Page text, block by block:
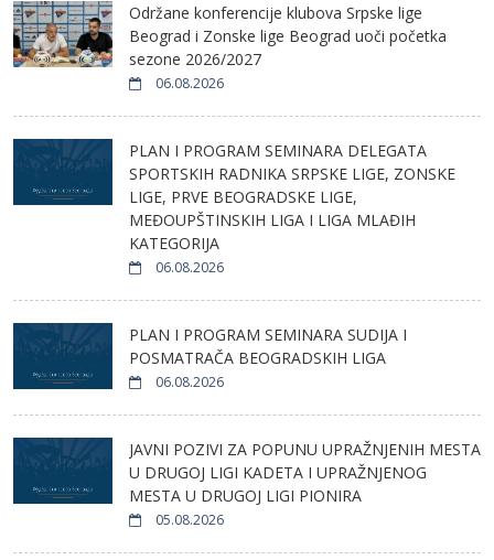
Održane konferencije klubova Srpske lige
Beograd i Zonske lige Beograd uoči početka
sezone 2026/2027
06.08.2026
PLAN I PROGRAM SEMINARA DELEGATA
SPORTSKIH RADNIKA SRPSKE LIGE, ZONSKE
LIGE, PRVE BEOGRADSKE LIGE,
MEĐOUPŠTINSKIH LIGA I LIGA MLAĐIH
KATEGORIJA
06.08.2026
PLAN I PROGRAM SEMINARA SUDIJA I
POSMATRAČA BEOGRADSKIH LIGA
06.08.2026
JAVNI POZIVI ZA POPUNU UPRAŽNJENIH MESTA
U DRUGOJ LIGI KADETA I UPRAŽNJENOG
MESTA U DRUGOJ LIGI PIONIRA
05.08.2026